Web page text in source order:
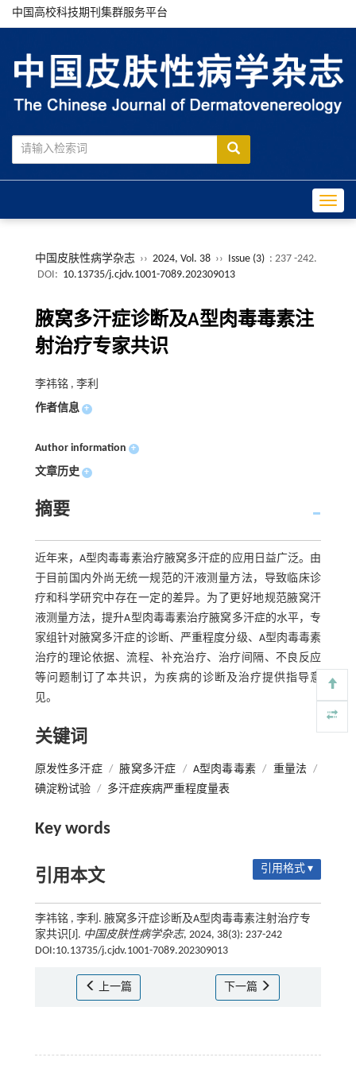
中国高校科技期刊集群服务平台
中国皮肤性病学杂志 ›› 2024, Vol. 38 ›› Issue (3) : 237 -242.
DOI: 10.13735/j.cjdv.1001-7089.202309013
腋窝多汗症诊断及A型肉毒毒素注
射治疗专家共识
李祎铭 , 李利
作者信息 +
Author information +
文章历史 +
摘要
近年来，A型肉毒毒素治疗腋窝多汗症的应用日益广泛。由
于目前国内外尚无统一规范的汗液测量方法，导致临床诊
疗和科学研究中存在一定的差异。为了更好地规范腋窝汗
液测量方法，提升A型肉毒毒素治疗腋窝多汗症的水平，专
家组针对腋窝多汗症的诊断、严重程度分级、A型肉毒毒素
治疗的理论依据、流程、补充治疗、治疗间隔、不良反应
等问题制订了本共识，为疾病的诊断及治疗提供指导意
见。
关键词
原发性多汗症 / 腋窝多汗症 / A型肉毒毒素 / 重量法 /
碘淀粉试验 / 多汗症疾病严重程度量表
Key words
引用本文 引用格式 ▾
李祎铭 , 李利. 腋窝多汗症诊断及A型肉毒毒素注射治疗专
家共识[J]. 中国皮肤性病学杂志, 2024, 38(3): 237-242
DOI:10.13735/j.cjdv.1001-7089.202309013
上一篇 下一篇